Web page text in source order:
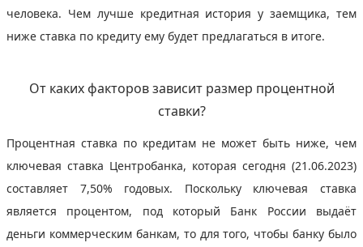
человека. Чем лучше кредитная история у заемщика, тем
ниже ставка по кредиту ему будет предлагаться в итоге.
От каких факторов зависит размер процентной
ставки?
Процентная ставка по кредитам не может быть ниже, чем
ключевая ставка Центробанка, которая сегодня (21.06.2023)
составляет 7,50% годовых. Поскольку ключевая ставка
является процентом, под который Банк России выдаёт
деньги коммерческим банкам, то для того, чтобы банку было